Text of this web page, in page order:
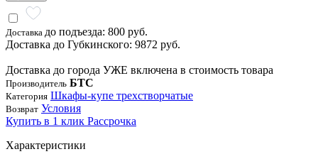
Доставка до подъезда: 800 руб.
Доставка до Губкинского: 9872 руб.
Доставка до города УЖЕ включена в стоимость товара
Производитель БТС
Категория Шкафы-купе трехстворчатые
Возврат Условия
Купить в 1 клик Рассрочка
Характеристики